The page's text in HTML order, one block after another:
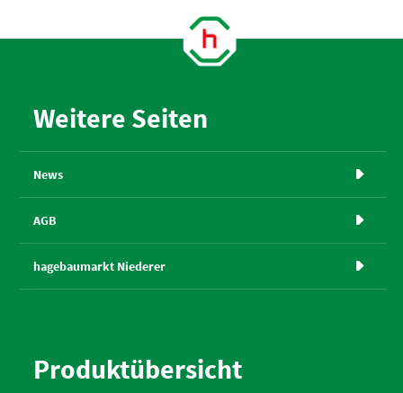
Weitere Seiten
News 
AGB 
hagebaumarkt Niederer 
Produktübersicht